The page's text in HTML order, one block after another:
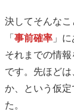
決してそんな
「 事前確率 」
それまでの情
です。先ほど
か、という仮
た。